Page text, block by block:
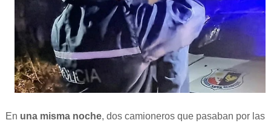
En una misma noche, dos camioneros que pasaban por las